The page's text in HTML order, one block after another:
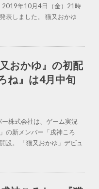
2019年10月4日（金）21時
表しました。 猫又おかゆ
おかゆ』の初配
ね』は4月中旬
株式会社は、ゲーム実況
の新メンバー「戌神ころ
設。 「猫又おかゆ」デビュ